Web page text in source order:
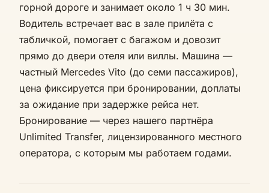
горной дороге и занимает около 1 ч 30 мин.
Водитель встречает вас в зале прилёта с
табличкой, помогает с багажом и довозит
прямо до двери отеля или виллы. Машина —
частный Mercedes Vito (до семи пассажиров),
цена фиксируется при бронировании, доплаты
за ожидание при задержке рейса нет.
Бронирование — через нашего партнёра
Unlimited Transfer, лицензированного местного
оператора, с которым мы работаем годами.